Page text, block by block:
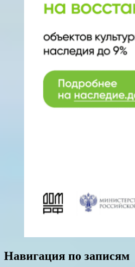
Навигация по записям